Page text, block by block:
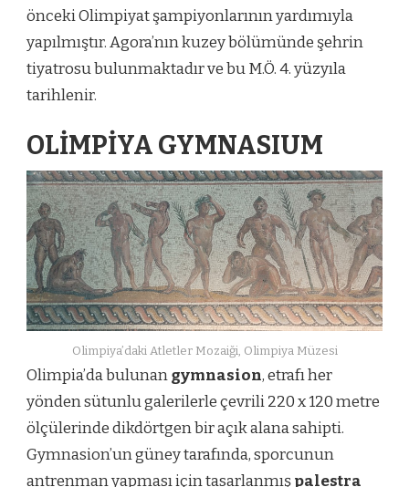
önceki Olimpiyat şampiyonlarının yardımıyla
yapılmıştır. Agora’nın kuzey bölümünde şehrin
tiyatrosu bulunmaktadır ve bu M.Ö. 4. yüzyıla
tarihlenir.
OLİMPİYA GYMNASIUM
Olimpiya’daki Atletler Mozaiği, Olimpiya Müzesi
Olimpia’da bulunangymnasion, etrafı her
yönden sütunlu galerilerle çevrili 220 x 120 metre
ölçülerinde dikdörtgen bir açık alana sahipti.
Gymnasion’un güney tarafında, sporcunun
antrenman yapması için tasarlanmışpalestra